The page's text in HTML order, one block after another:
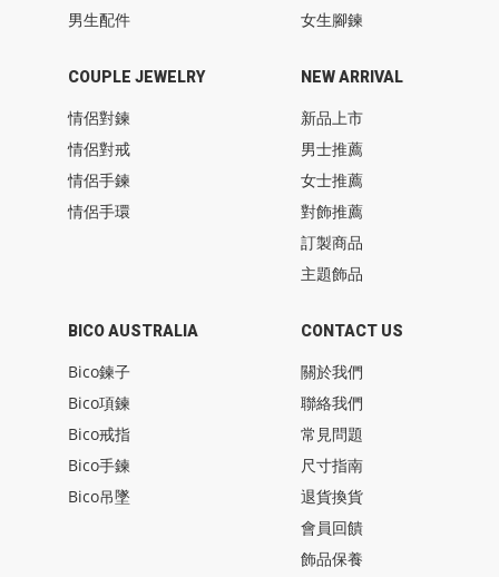
男生配件
女生腳鍊
COUPLE JEWELRY
情侶對鍊
情侶對戒
情侶手鍊
情侶手環
BICO AUSTRALIA
Bico鍊子
Bico項鍊
Bico戒指
Bico手鍊
Bico吊墜
NEW ARRIVAL
新品上市
男士推薦
女士推薦
對飾推薦
訂製商品
主題飾品
CONTACT US
關於我們
聯絡我們
常見問題
尺寸指南
退貨換貨
會員回饋
飾品保養